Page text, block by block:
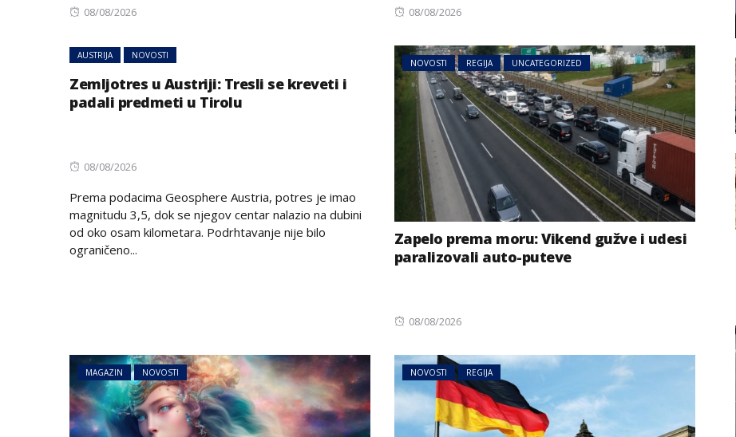
Posted
08/08/2026
Posted
08/08/2026
AUSTRIJA NOVOSTI
Zemljotres u Austriji: Tresli se kreveti i
padali predmeti u Tirolu
Posted
08/08/2026
Prema podacima Geosphere Austria, potres je imao
magnitudu 3,5, dok se njegov centar nalazio na dubini
od oko osam kilometara. Podrhtavanje nije bilo
ograničeno...
NOVOSTI REGIJA UNCATEGORIZED
Zapelo prema moru: Vikend gužve i udesi
paralizovali auto-puteve
Posted
08/08/2026
MAGAZIN NOVOSTI NOVOSTI REGIJA